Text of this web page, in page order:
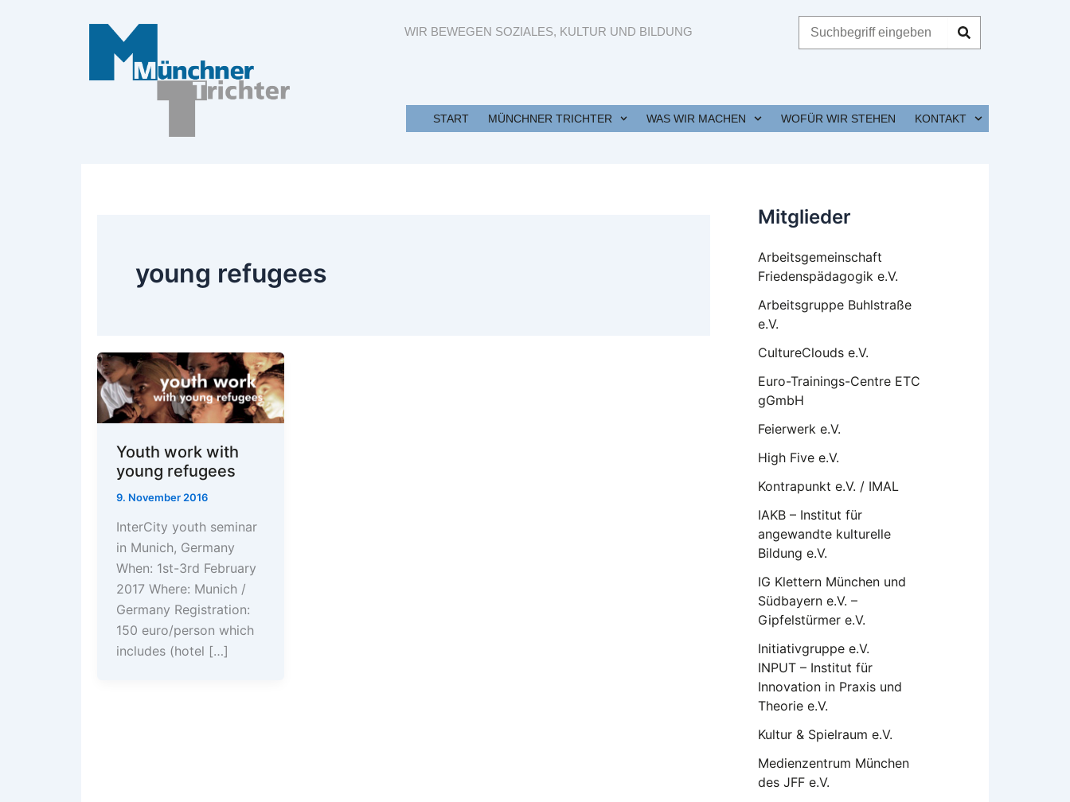
WIR BEWEGEN SOZIALES, KULTUR UND BILDUNG
START MÜNCHNER TRICHTER WAS WIR MACHEN WOFÜR WIR STEHEN KONTAKT
young refugees
Youth work with
young refugees
9. November 2016
InterCity youth seminar
in Munich, Germany
When: 1st-3rd February
2017 Where: Munich /
Germany Registration:
150 euro/person which
includes (hotel […]
Mitglieder
Arbeitsgemeinschaft
Friedenspädagogik e.V.
Arbeitsgruppe Buhlstraße
e.V.
CultureClouds e.V.
Euro-Trainings-Centre ETC
gGmbH
Feierwerk e.V.
High Five e.V.
Kontrapunkt e.V. / IMAL
IAKB – Institut für
angewandte kulturelle
Bildung e.V.
IG Klettern München und
Südbayern e.V. –
Gipfelstürmer e.V.
Initiativgruppe e.V.
INPUT – Institut für
Innovation in Praxis und
Theorie e.V.
Kultur & Spielraum e.V.
Medienzentrum München
des JFF e.V.